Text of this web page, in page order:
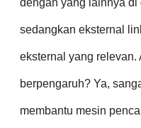
sedangkan eksternal
eksternal yang
berpengaruh? Ya,
membantu mesin